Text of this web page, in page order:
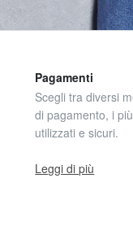
Pagamenti
Scegli tra diversi
di pagamento, i più
utilizzati e sicuri.
Leggi di più